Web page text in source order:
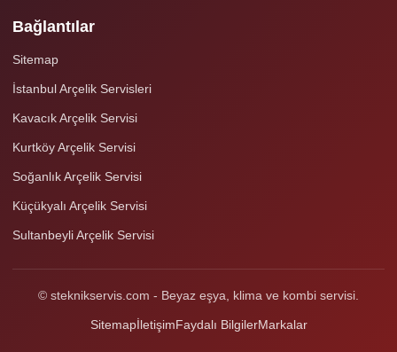
Bağlantılar
Sitemap
İstanbul Arçelik Servisleri
Kavacık Arçelik Servisi
Kurtköy Arçelik Servisi
Soğanlık Arçelik Servisi
Küçükyalı Arçelik Servisi
Sultanbeyli Arçelik Servisi
© steknikservis.com - Beyaz eşya, klima ve kombi servisi.
SitemapİletişimFaydalı BilgilerMarkalar